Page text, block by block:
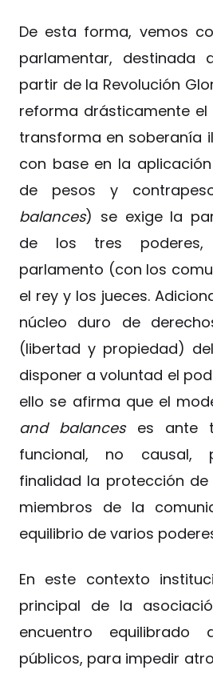
De esta forma, vemos
parlamentar, destinada
partir de la Revolución
reforma drásticamente
transforma en soberanía
con base en la
de pesos y
balances) se exige la
de los tres
parlamento (con los
el rey y los jueces.
núcleo duro de
(libertad y propiedad)
disponer a voluntad el
ello se afirma que el
and balanceses ante
funcional, no causal,
finalidad la protección
miembros de la
equilibrio de varios
En este contexto
principal de la
encuentro equilibrado
públicos, para impedir